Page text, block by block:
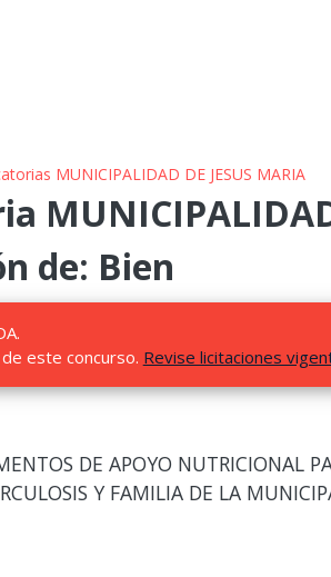
MUNICIPALIDAD DE JESUS MARIA
de: Bien
este concurso. Revise licitaciones
DE APOYO NUTRICIONAL
Y FAMILIA DE LA